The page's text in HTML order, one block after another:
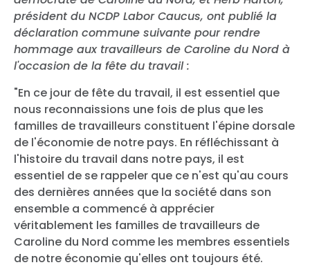
président du NCDP Labor Caucus, ont publié la
déclaration commune suivante pour rendre
hommage aux travailleurs de Caroline du Nord à
l'occasion de la fête du travail :
"En ce jour de fête du travail, il est essentiel que
nous reconnaissions une fois de plus que les
familles de travailleurs constituent l'épine dorsale
de l'économie de notre pays. En réfléchissant à
l'histoire du travail dans notre pays, il est
essentiel de se rappeler que ce n'est qu'au cours
des dernières années que la société dans son
ensemble a commencé à apprécier
véritablement les familles de travailleurs de
Caroline du Nord comme les membres essentiels
de notre économie qu'elles ont toujours été.